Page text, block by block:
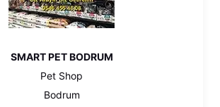
SMART PET BODRUM
Pet Shop
Bodrum